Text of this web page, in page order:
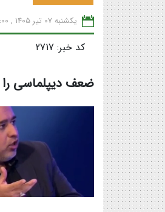
یکشنبه 07 تير 1405 , 23:00
کد خبر: 2717
ضعف دیپلماسی را